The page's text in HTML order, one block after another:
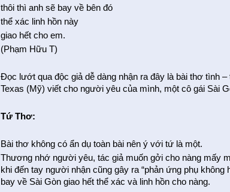
thôi thì anh sẽ bay về bên đó
thể xác linh hồn này
giao hết cho em.
(Phạm Hữu T)
Đọc lướt qua độc giả dễ dàng nhận ra đây là bài thơ tình
Texas (Mỹ) viết cho người yêu của mình, một cô gái Sài
Tứ Thơ:
Bài thơ không có ẩn dụ toàn bài nên ý với tứ là một.
Thương nhớ người yêu, tác giả muốn gởi cho nàng mấy
khi đến tay người nhận cũng gây ra “phản ứng phụ
bay về Sài Gòn giao hết thể xác và linh hồn cho nàng.